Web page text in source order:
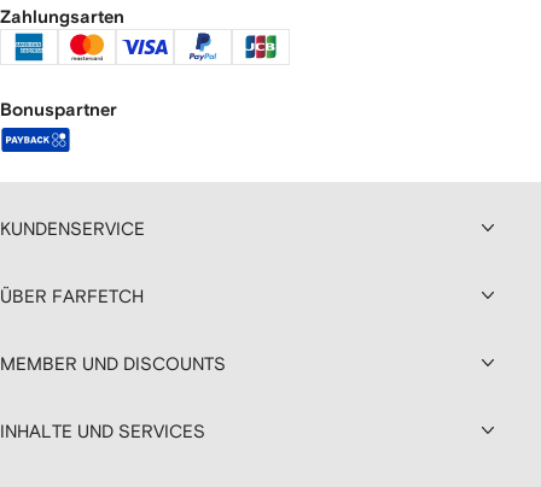
Zahlungsarten
Bonuspartner
KUNDENSERVICE
ÜBER FARFETCH
MEMBER UND DISCOUNTS
INHALTE UND SERVICES